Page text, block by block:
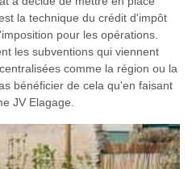
la technique du crédit d'impôt
pour les opérations.
les subventions qui viennent
comme la région ou la
bénéficier de cela qu'en faisant
JV Elagage.